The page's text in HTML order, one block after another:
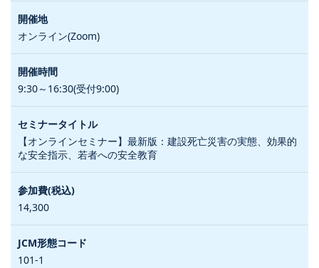
オンライン(Zoom)
9:30～16:30(受付9:00)
【オンラインセミナー】最新版：建設死亡災害の実態、効果的
な安全指示、若者への安全教育
14,300
101-1